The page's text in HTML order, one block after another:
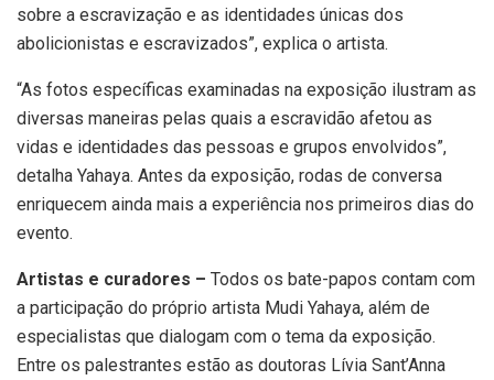
sobre a escravização e as identidades únicas dos
abolicionistas e escravizados”, explica o artista.
“As fotos específicas examinadas na exposição ilustram as
diversas maneiras pelas quais a escravidão afetou as
vidas e identidades das pessoas e grupos envolvidos”,
detalha Yahaya. Antes da exposição, rodas de conversa
enriquecem ainda mais a experiência nos primeiros dias do
evento.
Artistas e curadores – Todos os bate-papos contam com
a participação do próprio artista Mudi Yahaya, além de
especialistas que dialogam com o tema da exposição.
Entre os palestrantes estão as doutoras Lívia Sant’Anna